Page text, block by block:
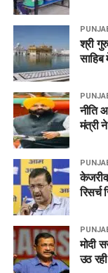
श्री
नीति
मंत्री
रिसर्च
मोदी
उठ